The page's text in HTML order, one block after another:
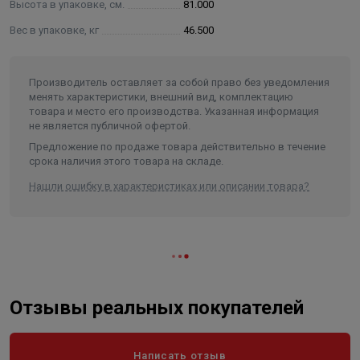
2. Мелкодисперстный сорбент повышенной
емкости обеспечивает высокую
3. Запантентованный клапан собственной
разработки обеспечивает бесперебойную
работу фильтра на протяжении всего срока
службы
4. Контроллер с большим информативным
экраном
потока равномерно распределяет поток
стеклонаполненного пластика
Высота в упаковке, см. 81.000
Вес в упаковке, кг 46.500
Производитель оставляет за собой право без уведомления
менять характеристики, внешний вид, комплектацию
товара и место его производства. Указанная информация
не является публичной офертой.
Предложение по продаже товара действительно в течение
срока наличия этого товара на складе.
Нашли ошибку в характеристиках или описании товара?
Отзывы реальных покупателей
Написать отзыв